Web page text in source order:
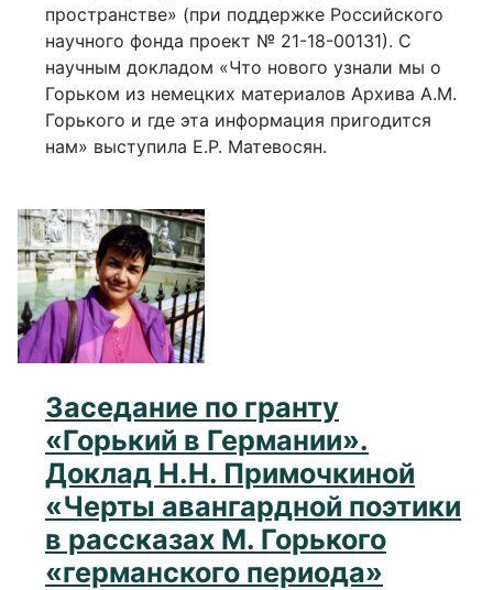
пространстве» (при поддержке Российского
научного фонда проект № 21-18-00131). С
научным докладом «Что нового узнали мы о
Горьком из немецких материалов Архива А.М.
Горького и где эта информация пригодится
нам» выступила Е.Р. Матевосян.
Заседание по гранту
«Горький в Германии».
Доклад Н.Н. Примочкиной
«Черты авангардной поэтики
в рассказах М. Горького
«германского периода»